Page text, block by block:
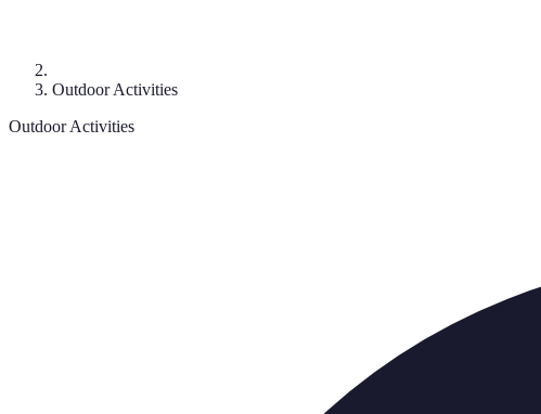
Outdoor Activities
Outdoor Activities